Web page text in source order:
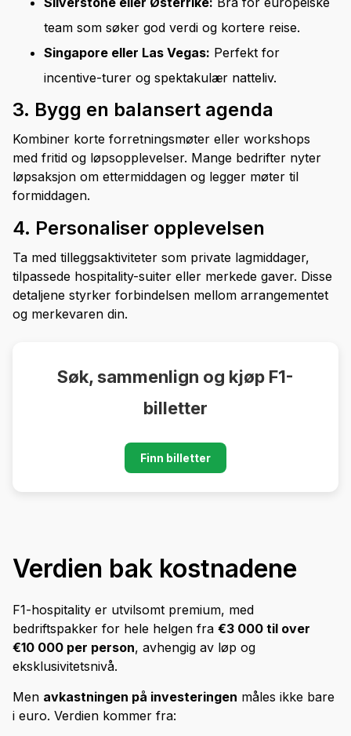
team som søker god verdi og kortere reise.
Singapore eller Las Vegas: Perfekt for
incentive-turer og spektakulær natteliv.
3. Bygg en balansert agenda
Kombiner korte forretningsmøter eller workshops
med fritid og løpsopplevelser. Mange bedrifter nyter
løpsaksjon om ettermiddagen og legger møter til
formiddagen.
4. Personaliser opplevelsen
Ta med tilleggsaktiviteter som private lagmiddager,
tilpassede hospitality-suiter eller merkede gaver. Disse
detaljene styrker forbindelsen mellom arrangementet
og merkevaren din.
Søk, sammenlign og kjøp F1-
billetter
Finn billetter
Verdien bak kostnadene
F1-hospitality er utvilsomt premium, med
bedriftspakker for hele helgen fra €3 000 til over
€10 000 per person, avhengig av løp og
eksklusivitetsnivå.
Men avkastningen på investeringen måles ikke bare
i euro. Verdien kommer fra: